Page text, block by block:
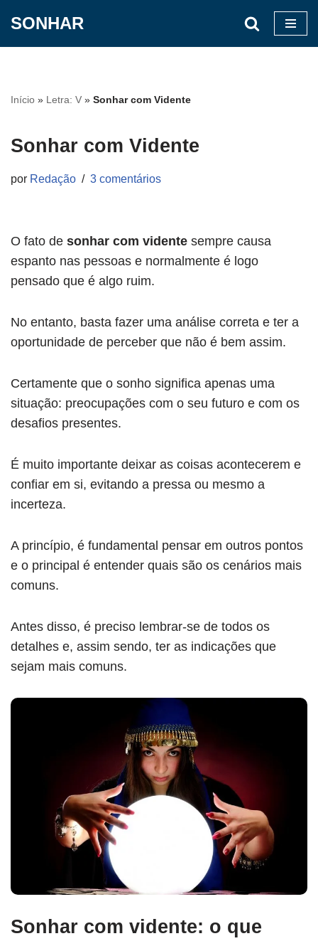
conteúdo
SONHAR
Início » Letra: V » Sonhar com Vidente
Sonhar com Vidente
por Redação 3 comentários
O fato de sonhar com vidente sempre causa
espanto nas pessoas e normalmente é logo
pensado que é algo ruim.
No entanto, basta fazer uma análise correta e ter a
oportunidade de perceber que não é bem assim.
Certamente que o sonho significa apenas uma
situação: preocupações com o seu futuro e com os
desafios presentes.
É muito importante deixar as coisas acontecerem e
confiar em si, evitando a pressa ou mesmo a
incerteza.
A princípio, é fundamental pensar em outros pontos
e o principal é entender quais são os cenários mais
comuns.
Antes disso, é preciso lembrar-se de todos os
detalhes e, assim sendo, ter as indicações que
sejam mais comuns.
Sonhar com vidente: o que